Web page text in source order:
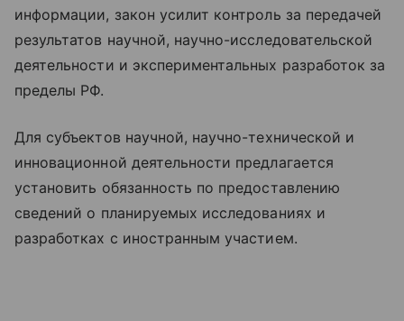
информации, закон усилит контроль за передачей
результатов научной, научно-исследовательской
деятельности и экспериментальных разработок за
пределы РФ.
Для субъектов научной, научно-технической и
инновационной деятельности предлагается
установить обязанность по предоставлению
сведений о планируемых исследованиях и
разработках с иностранным участием.